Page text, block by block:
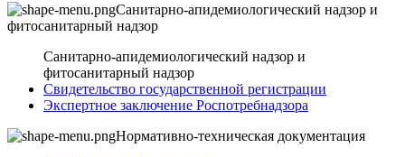
Санитарно-апидемиологический надзор и
фитосанитарный надзор
Санитарно-апидемиологический надзор и
фитосанитарный надзор
Свидетельство государственной регистрации
Экспертное заключение Роспотребнадзора
Нормативно-техническая документация